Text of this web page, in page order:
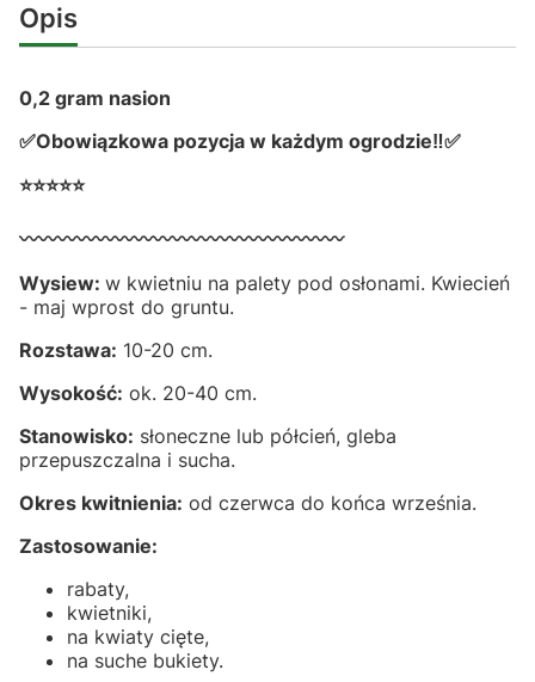
Opis
0,2 gram nasion
✅Obowiązkowa pozycja w każdym ogrodzie‼✅
⭐⭐⭐⭐⭐
〰️〰️〰️〰️〰️〰️〰️〰️〰️〰️〰️〰️〰️〰️〰️〰️〰️
Wysiew: w kwietniu na palety pod osłonami. Kwiecień
- maj wprost do gruntu.
Rozstawa: 10-20 cm.
Wysokość: ok. 20-40 cm.
Stanowisko: słoneczne lub półcień, gleba
przepuszczalna i sucha.
Okres kwitnienia: od czerwca do końca września.
Zastosowanie:
rabaty,
kwietniki,
na kwiaty cięte,
na suche bukiety.